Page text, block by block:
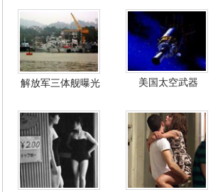
解放军三体舰曝光 美国太空武器